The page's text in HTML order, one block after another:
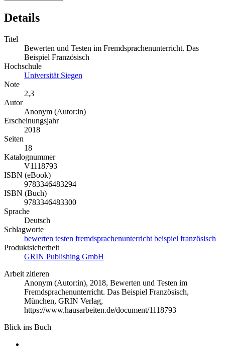
Details
Titel
Bewerten und Testen im Fremdsprachenunterricht. Das
Beispiel Französisch
Hochschule
Universität Siegen
Note
2,3
Autor
Anonym (Autor:in)
Erscheinungsjahr
2018
Seiten
18
Katalognummer
V1118793
ISBN (eBook)
9783346483294
ISBN (Buch)
9783346483300
Sprache
Deutsch
Schlagworte
bewerten testen fremdsprachenunterricht beispiel französisch
Produktsicherheit
GRIN Publishing GmbH
Arbeit zitieren
Anonym (Autor:in), 2018, Bewerten und Testen im
Fremdsprachenunterricht. Das Beispiel Französisch,
München, GRIN Verlag,
https://www.hausarbeiten.de/document/1118793
Blick ins Buch